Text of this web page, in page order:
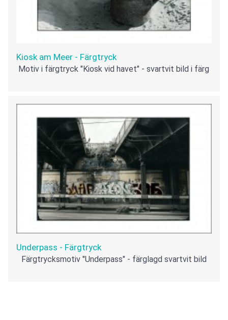
Kiosk am Meer - Färgtryck
Motiv i färgtryck "Kiosk vid havet" - svartvit bild i färg
Underpass - Färgtryck
Färgtrycksmotiv "Underpass" - färglagd svartvit bild